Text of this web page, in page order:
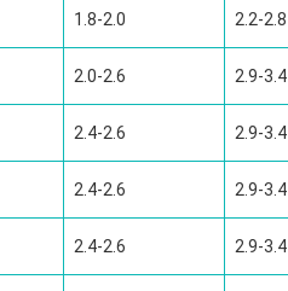
1.8-2.0 2.2-2.8
2.0-2.6 2.9-3.4
2.4-2.6 2.9-3.4
2.4-2.6 2.9-3.4
2.4-2.6 2.9-3.4